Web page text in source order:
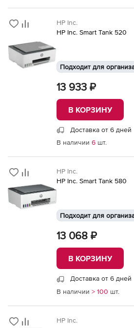
HP Inc.
HP Inc. Smart Tank 520
Подходит для
13 933 ₽
В КОРЗИНУ
Доставка от 6 дней
В наличии 6 шт.
HP Inc.
HP Inc. Smart Tank 580
Подходит для
13 068 ₽
В КОРЗИНУ
Доставка от 6 дней
В наличии > 100 шт.
HP Inc.